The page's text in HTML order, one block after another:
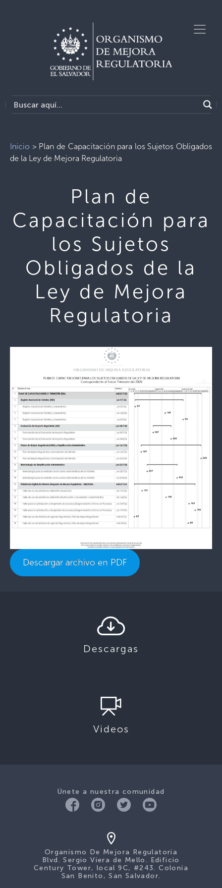
Inicio > Plan de Capacitación para los Sujetos Obligados
de la Ley de Mejora Regulatoria
Plan de
Capacitación para
los Sujetos
Obligados de la
Ley de Mejora
Regulatoria
Descargar archivo en PDF
Descargas
Videos
Únete a nuestra comunidad
Organismo De Mejora Regulatoria
Blvd. Sergio Viera de Mello. Edificio
Century Tower, local 9C, #243. Colonia
San Benito, San Salvador.